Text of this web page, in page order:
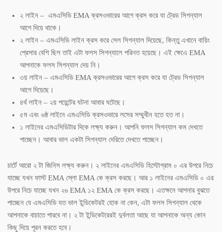
২ লাইন – এমএসিডি EMA ক্রসওভারের আগে ক্রস করে যা ট্রেড সিগন্যাল
আগে দিয়ে থাকে।
২ লাইন – এমএসিডি লাইন ক্রস করে সেল সিগন্যাল দিয়েছে, কিন্তু এখানে বায়িং
প্রেসার বেশি ছিল তাই এটা ফলস সিগন্যালে পরিনত হয়েছে। এই ক্ষেএে EMA
আপনাকে ফলস সিগন্যাল দেয় নি।
৩য় লাইন – এমএসিডি EMA ক্রসওভারের আগে ক্রস করে যা ট্রেড সিগন্যাল
আগে দিয়েছে।
৪র্থ লাইন – ২য় পয়েন্টের ঘটনা আবার ঘটেছে।
৫ম এবং ৬ষ্ঠ লাইনে এমএসিডি ক্রসওভারে লসের সম্মুখীন হতে হত না।
১ লাইনের এমএসিডিটার দিকে লক্ষ্য করুন। আপনি ফলস সিগন্যাল কম দেখতে
পাচ্ছেন। আবার ভাল একটা সিগন্যাল দেরিতে দেখতে পাচ্ছেন।
চার্টে আরো ২ টা জিনিস লক্ষ্য করুন। ২ লাইনের এমএসিডি হিস্টোগ্রাম ০ এর উপরে নিচে
যাচ্ছে যখন ফাস্ট EMA স্লো EMA কে ক্রস করছে। আর ১ লাইনের এমএসিডি ০ এর
উপরে নিচে যাচ্ছে যখন ২৬ EMA ১২ EMA কে ক্রস করছে। এতক্ষনে আপনার বুঝতে
পাচ্ছেন যে এমএসিডি যত ভাল ইন্ডিকেটরই হোক না কেন, এটা ফলস সিগন্যাল থেকে
আপনাকে বাচাতে পারবে না। ২ টা ইন্ডিকেটরেরই দুর্বলতা আছে যা আপনাকে অন্য কোন
কিছু দিয়ে পূরন করতে হবে।